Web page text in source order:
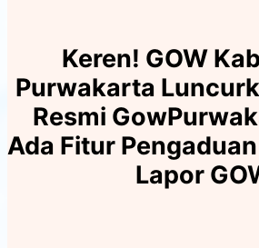
Keren! GOW
Purwakarta
Resmi
Ada Fitur
Lapor